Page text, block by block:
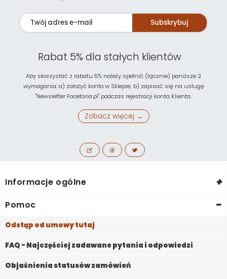
Subskrybuj
Rabat 5% dla stałych klientów
Aby skorzystać z rabatu 5% należy spełnić (łącznie) poniższe 2
wymagania: a) założyć konto w Sklepie; b) zapisać się na usługę
"Newsletter Facetaria.pl" podczas rejestracji konta Klienta.
Zobacz więcej →
Informacje ogólne +
Pomoc -
Odstąp od umowy tutaj
FAQ - Najczęściej zadawane pytania i odpowiedzi
Objaśnienia statusów zamówień